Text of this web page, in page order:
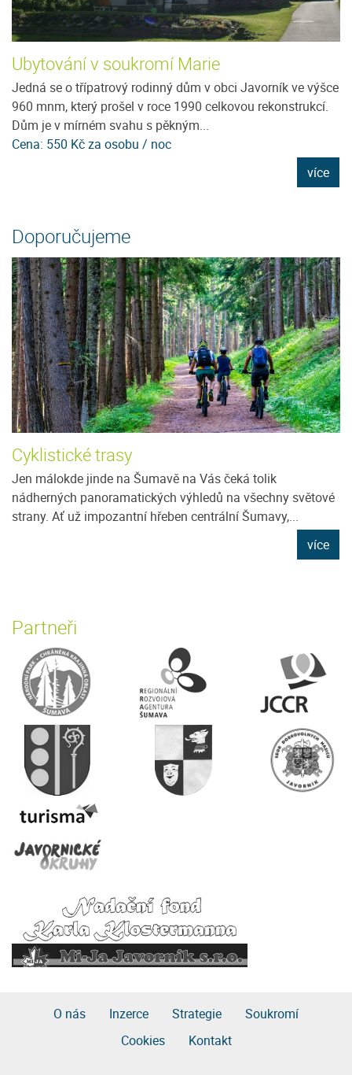
Ubytování v soukromí Marie
Jedná se o třípatrový rodinný dům v obci Javorník ve výšce
960 mnm, který prošel v roce 1990 celkovou rekonstrukcí.
Dům je v mírném svahu s pěkným...
Cena: 550 Kč za osobu / noc
více
Doporučujeme
Cyklistické trasy
Jen málokde jinde na Šumavě na Vás čeká tolik
nádherných panoramatických výhledů na všechny světové
strany. Ať už impozantní hřeben centrální Šumavy,...
více
Partneři
O nás Inzerce Strategie
Soukromí
Cookies
Kontakt